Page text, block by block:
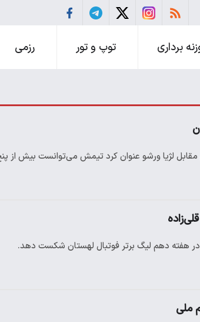
برداری توپ و تور رزمی
مقابل لژیا ورشو عنوان کرد تیمش می‌توانست بیش از
در هفته دهم لیگ برتر فوتبال لهستان شکست دهد.
ملی